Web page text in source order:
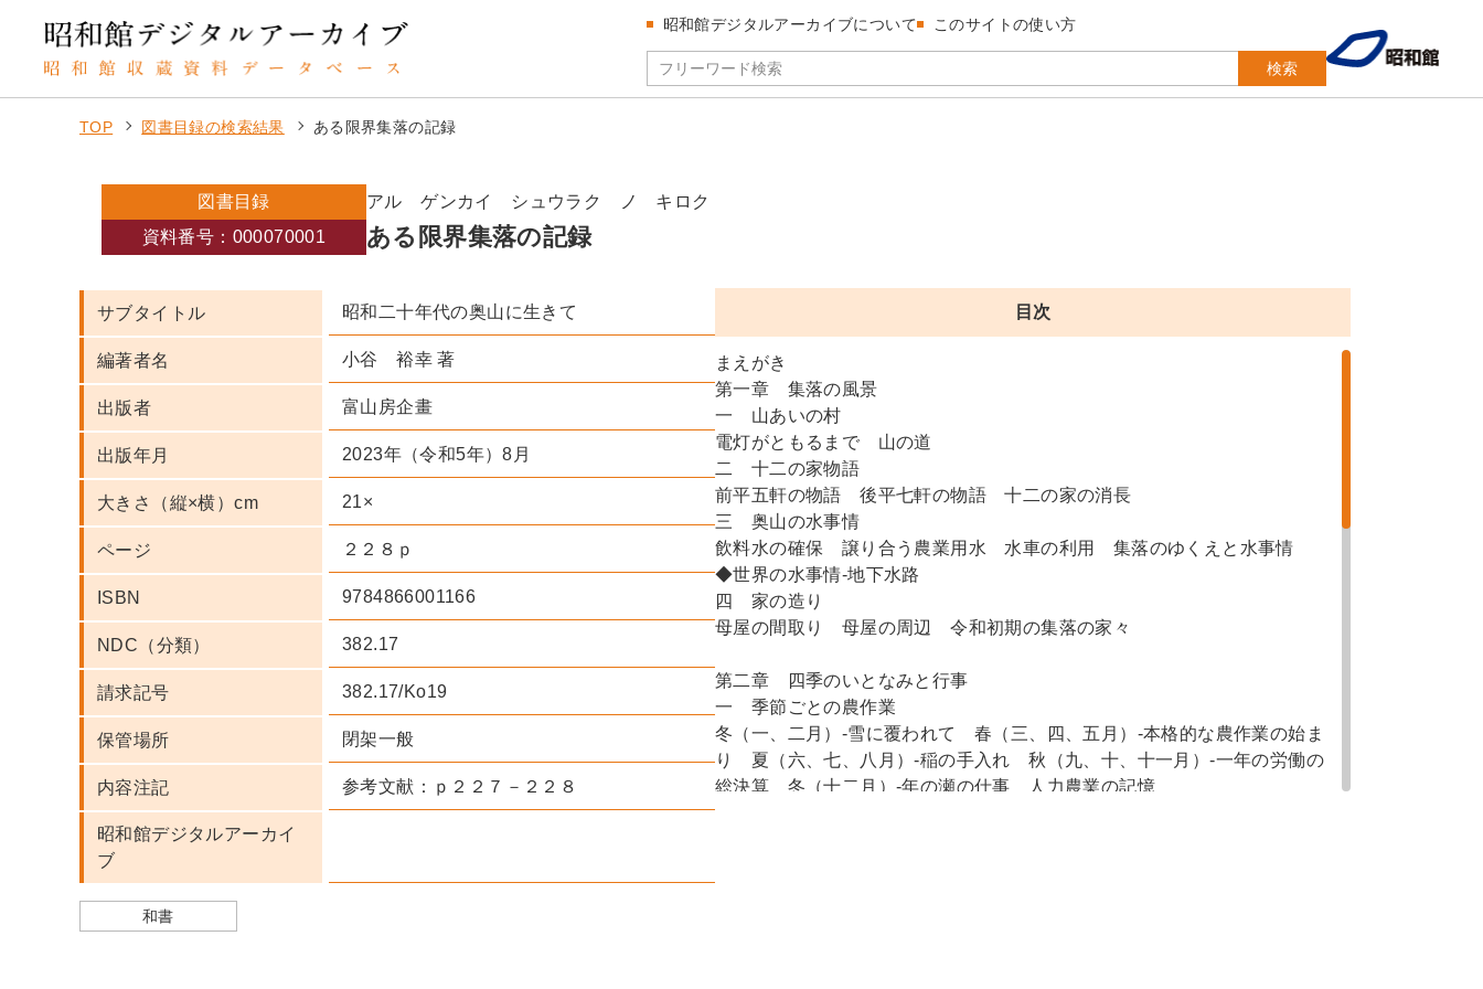
検索
昭和館デジタルアーカイブについて このサイトの使い方
TOP 図書目録の検索結果 ある限界集落の記録
図書目録
アル ゲンカイ シュウラク ノ キロク
資料番号：000070001
ある限界集落の記録
サブタイトル 昭和二十年代の奥山に生きて
編著者名 小谷 裕幸 著
出版者 富山房企畫
出版年月 2023年（令和5年）8月
大きさ（縦×横）cm 21×
ページ ２２８ｐ
ISBN 9784866001166
NDC（分類） 382.17
請求記号 382.17/Ko19
保管場所 閉架一般
内容注記 参考文献：ｐ２２７－２２８
昭和館デジタルアーカイ
ブ
和書
目次
まえがき
第一章 集落の風景
一 山あいの村
電灯がともるまで 山の道
二 十二の家物語
前平五軒の物語 後平七軒の物語 十二の家の消長
三 奥山の水事情
飲料水の確保 譲り合う農業用水 水車の利用 集落のゆくえと水事情
◆世界の水事情-地下水路
四 家の造り
母屋の間取り 母屋の周辺 令和初期の集落の家々
第二章 四季のいとなみと行事
一 季節ごとの農作業
冬（一、二月）-雪に覆われて 春（三、四、五月）-本格的な農作業の始ま
り 夏（六、七、八月）-稲の手入れ 秋（九、十、十一月）-一年の労働の
総決算 冬（十二月）-年の瀬の仕事 人力農業の記憶